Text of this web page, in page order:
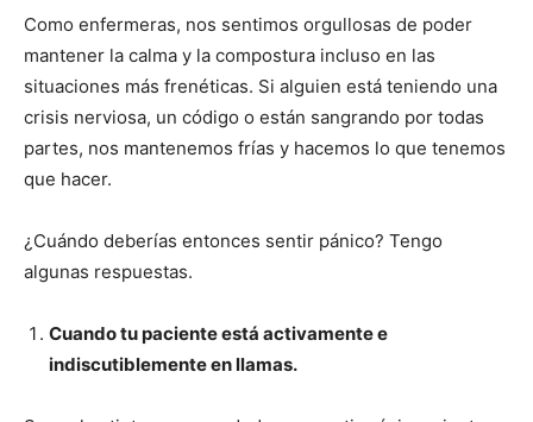
Como enfermeras, nos sentimos orgullosas de poder
mantener la calma y la compostura incluso en las
situaciones más frenéticas. Si alguien está teniendo una
crisis nerviosa, un código o están sangrando por todas
partes, nos mantenemos frías y hacemos lo que tenemos
que hacer.
¿Cuándo deberías entonces sentir pánico? Tengo
algunas respuestas.
Cuando tu paciente está activamente e
indiscutiblemente en llamas.